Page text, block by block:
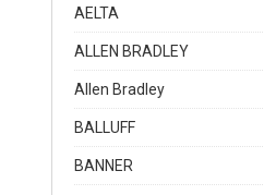
AELTA
ALLEN BRADLEY
Allen Bradley
BALLUFF
BANNER